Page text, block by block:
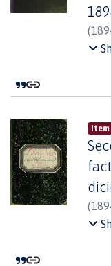
(
Item
(